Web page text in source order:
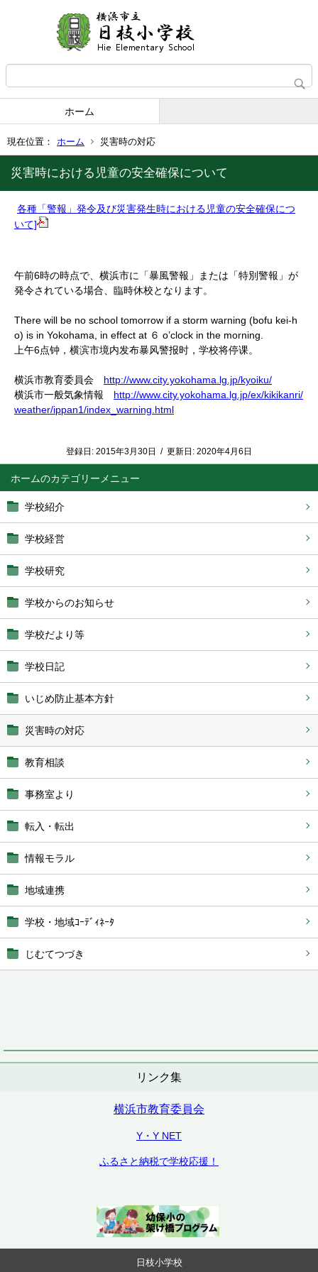
ホーム
現在位置： ホーム 災害時の対応
ホーム
学校紹介
学校経営
学校研究
学校からのお知らせ
学校だより等
学校日記
いじめ防止基本方針
災害時の対応
教育相談
事務室より
転入・転出
情報モラル
地域連携
学校・地域ｺｰﾃﾞｨﾈｰﾀ
じむてつづき
リンク集
横浜市教育委員会
Y・Y NET
ふるさと納税で学校応援！
災害時における児童の安全確保について
各種「警報」発令及び災害発生時における児童の安全確保につ
いて]
午前6時の時点で、横浜市に「暴風警報」または「特別警報」が
発令されている場合、臨時休校となります。
There will be no school tomorrow if a storm warning (bofu kei-h
o) is in Yokohama, in effect at ６ o’clock in the morning.
上午6点钟，横滨市境内发布暴风警报时，学校将停课。
横浜市教育委員会 http://www.city.yokohama.lg.jp/kyoiku/
横浜市一般気象情報 http://www.city.yokohama.lg.jp/ex/kikikanri/
weather/ippan1/index_warning.html
登録日: 2015年3月30日 / 更新日: 2020年4月6日
日枝小学校